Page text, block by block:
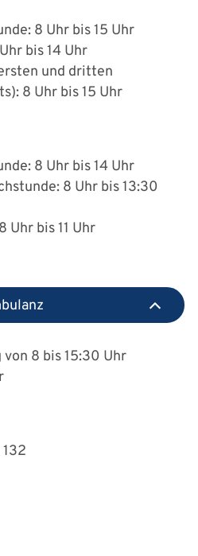
8 Uhr bis 15 Uhr
bis 14 Uhr
und dritten
8 Uhr bis 15 Uhr
8 Uhr bis 14 Uhr
8 Uhr bis 13:30
Uhr bis 11 Uhr
8 bis 15:30 Uhr